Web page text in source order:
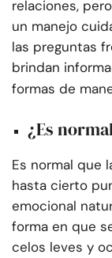
relaciones,
un manejo
las preguntas
brindan
formas de
¿Es
Es normal que
hasta cierto
emocional
forma en que
celos leves y